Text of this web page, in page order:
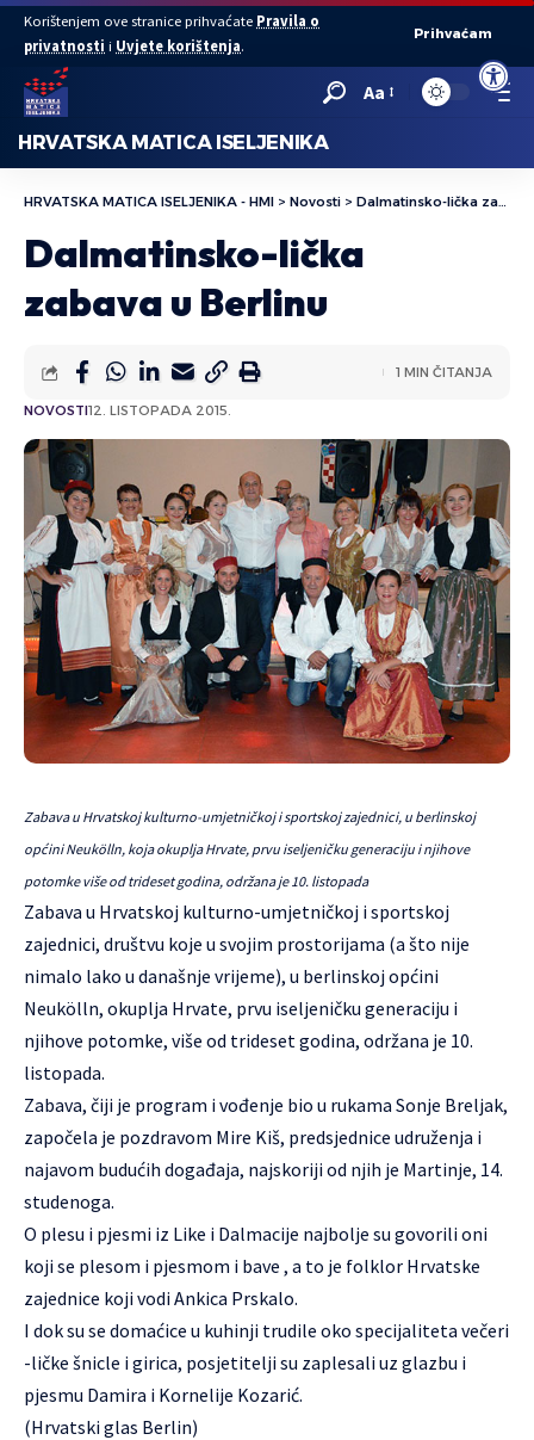
Open
Korištenjem ove stranice prihvaćate Pravila o
privatnosti i Uvjete korištenja.
Prihvaćam
Aa
HRVATSKA MATICA ISELJENIKA
HRVATSKA MATICA ISELJENIKA - HMI > Novosti > Dalmatinsko-lička zabava u Berlinu
Dalmatinsko-lička
zabava u Berlinu
NOVOSTI12. LISTOPADA 2015.
1 MIN ČITANJA
Zabava u Hrvatskoj kulturno-umjetničkoj i sportskoj zajednici, u berlinskoj
općini Neukölln, koja okuplja Hrvate, prvu iseljeničku generaciju i njihove
potomke više od trideset godina, održana je 10. listopada
Zabava u Hrvatskoj kulturno-umjetničkoj i sportskoj
zajednici, društvu koje u svojim prostorijama (a što nije
nimalo lako u današnje vrijeme), u berlinskoj općini
Neukölln, okuplja Hrvate, prvu iseljeničku generaciju i
njihove potomke, više od trideset godina, održana je 10.
listopada.
Zabava, čiji je program i vođenje bio u rukama Sonje Breljak,
započela je pozdravom Mire Kiš, predsjednice udruženja i
najavom budućih događaja, najskoriji od njih je Martinje, 14.
studenoga.
O plesu i pjesmi iz Like i Dalmacije najbolje su govorili oni
koji se plesom i pjesmom i bave , a to je folklor Hrvatske
zajednice koji vodi Ankica Prskalo.
I dok su se domaćice u kuhinji trudile oko specijaliteta večeri
-ličke šnicle i girica, posjetitelji su zaplesali uz glazbu i
pjesmu Damira i Kornelije Kozarić.
(Hrvatski glas Berlin)